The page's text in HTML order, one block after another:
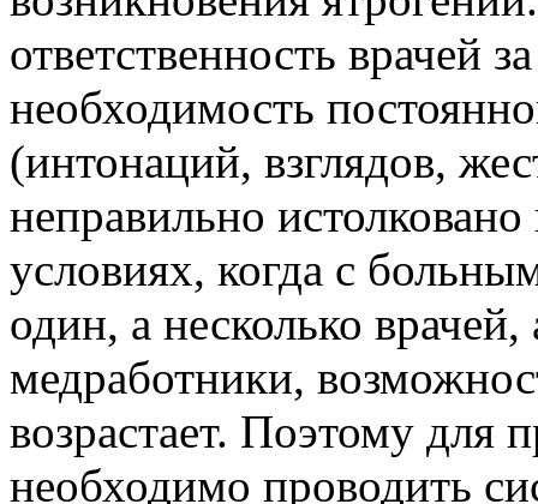
ответственность врачей
необходимость
(интонаций, взглядов,
неправильно
условиях, когда с
один, а несколько
медработники,
возрастает. Поэтому для
необходимо проводить